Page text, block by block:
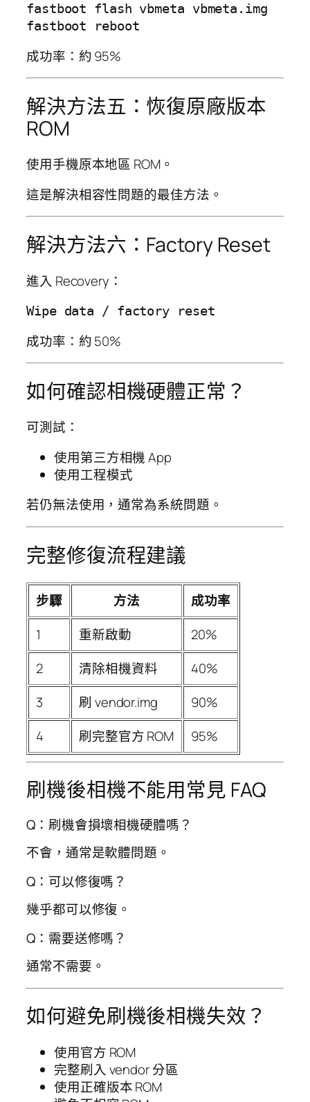
fastboot flash vbmeta vbmeta.img
成功率：約 95%
解決方法五：恢復原廠版本
ROM
使用手機原本地區 ROM。
這是解決相容性問題的最佳方法。
解決方法六：Factory Reset
進入 Recovery：
成功率：約 50%
如何確認相機硬體正常？
可測試：
使用第三方相機 App
使用工程模式
若仍無法使用，通常為系統問題。
完整修復流程建議
步驟 方法
成功率
1
重新啟動
20%
2
清除相機資料
40%
3
刷 vendor.img
90%
4
刷完整官方 ROM 95%
刷機後相機不能用常見 FAQ
Q：刷機會損壞相機硬體嗎？
不會，通常是軟體問題。
Q：可以修復嗎？
幾乎都可以修復。
Q：需要送修嗎？
通常不需要。
如何避免刷機後相機失效？
使用官方 ROM
完整刷入 vendor 分區
使用正確版本 ROM